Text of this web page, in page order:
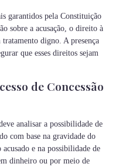
garantidos pela Constituição
sobre a acusação, o direito à
digno. A presença
que esses direitos sejam
de Concessão
analisar a possibilidade de
com base na gravidade do
e na possibilidade de
dinheiro ou por meio de